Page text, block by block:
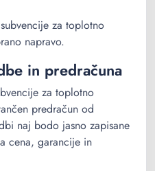
za toplotno
napravo.
in predračuna
za toplotno
predračun od
naj bodo jasno zapisane
cena, garancije in